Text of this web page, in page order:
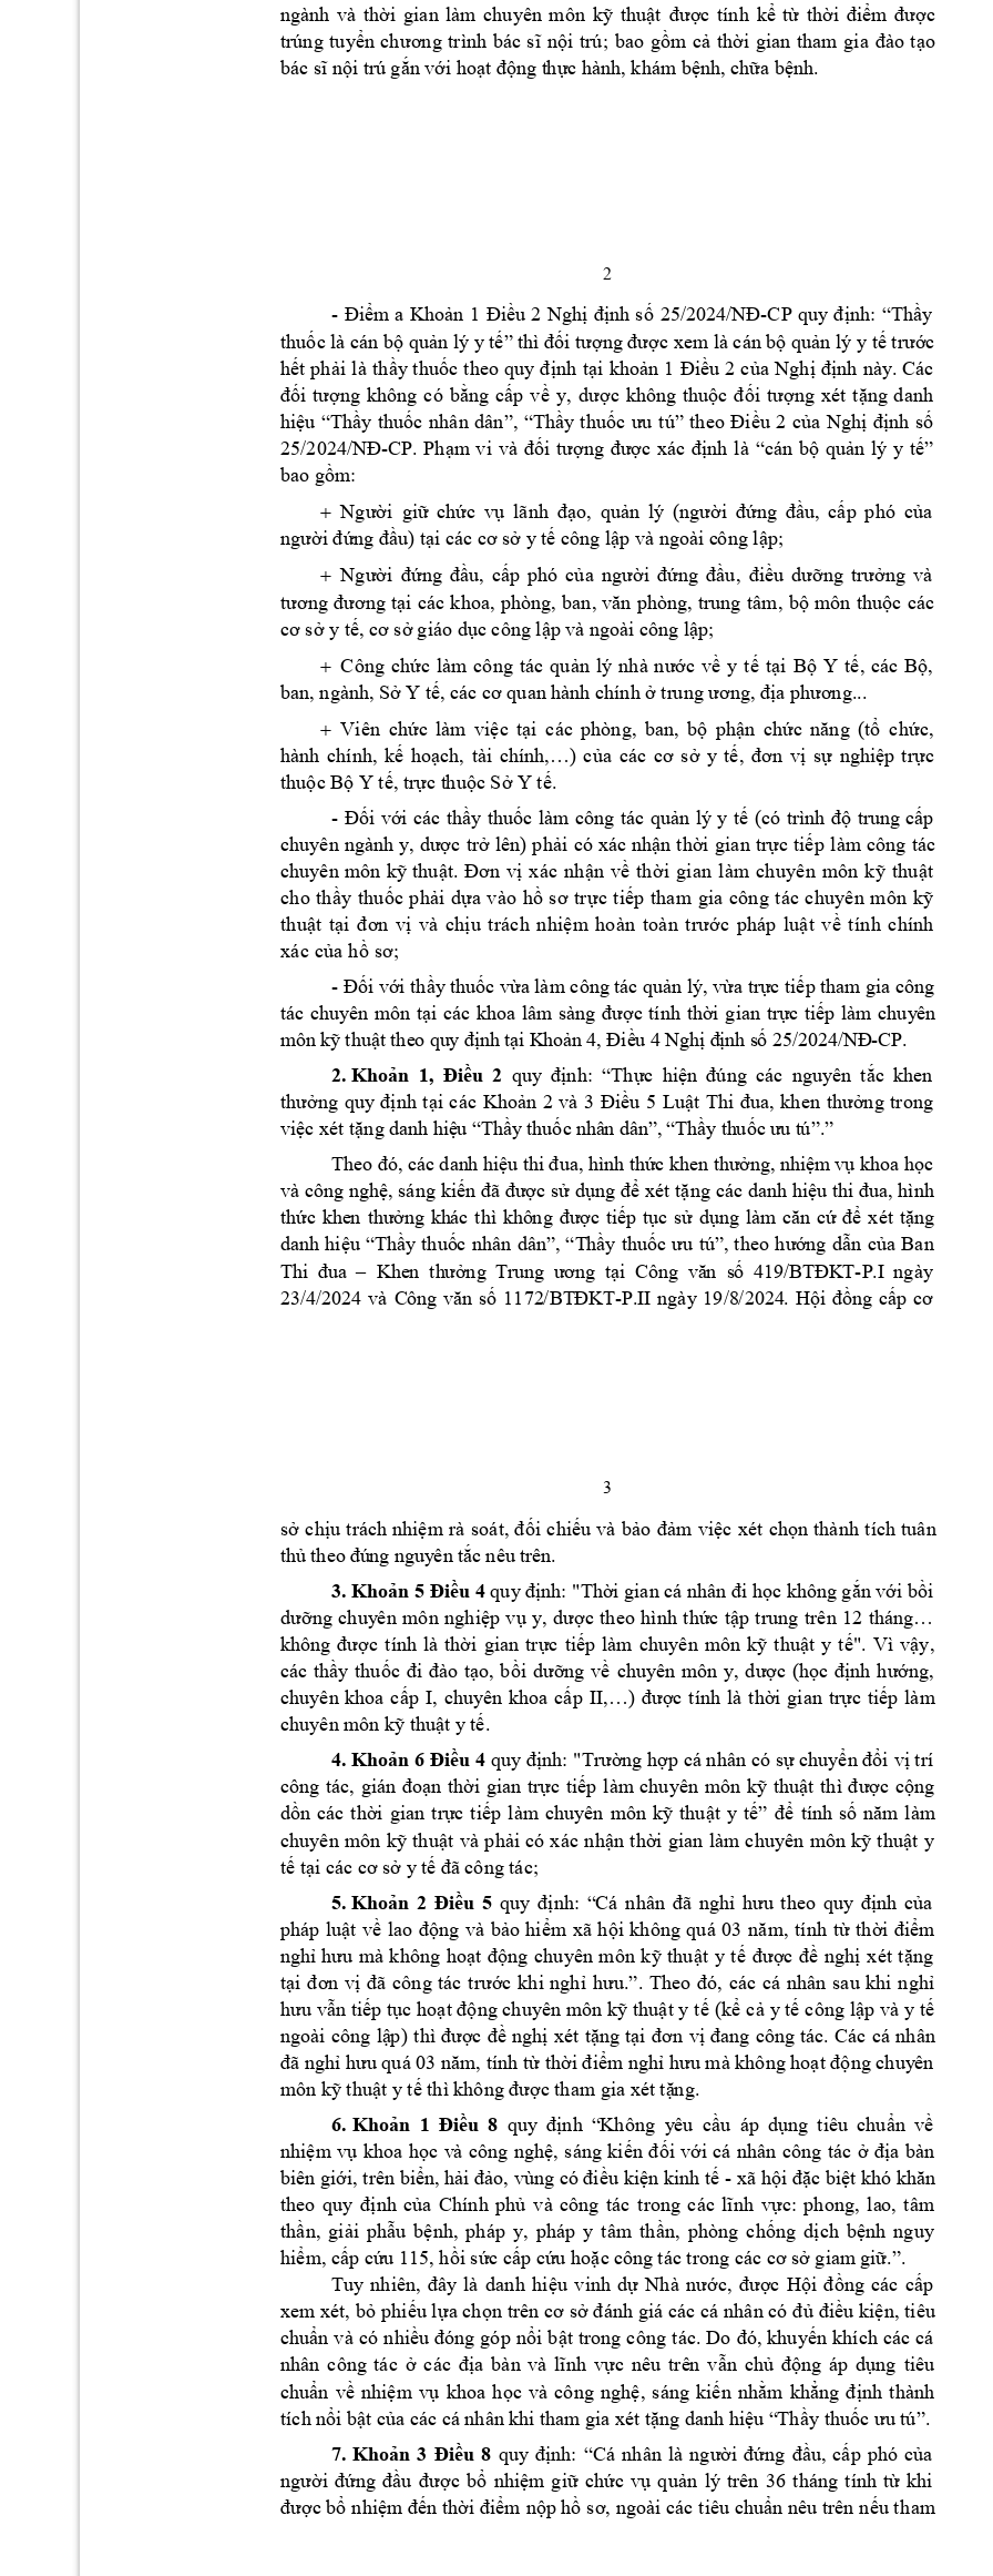
ngành và thời gian làm chuyên môn kỹ thuật được tính kể từ thời điểm được
trúng tuyển chương trình bác sĩ nội trú; bao gồm cả thời gian tham gia đào tạo
bác sĩ nội trú gắn với hoạt động thực hành, khám bệnh, chữa bệnh.
2
- Điểm a Khoản 1 Điều 2 Nghị định số 25/2024/NĐ-CP quy định: “Thầy
thuốc là cán bộ quản lý y tế” thì đối tượng được xem là cán bộ quản lý y tế trước
hết phải là thầy thuốc theo quy định tại khoản 1 Điều 2 của Nghị định này. Các
đối tượng không có bằng cấp về y, dược không thuộc đối tượng xét tặng danh
hiệu “Thầy thuốc nhân dân”, “Thầy thuốc ưu tú” theo Điều 2 của Nghị định số
25/2024/NĐ-CP. Phạm vi và đối tượng được xác định là “cán bộ quản lý y tế”
bao gồm:
 Người giữ chức vụ lãnh đạo, quản lý (người đứng đầu, cấp phó của
người đứng đầu) tại các cơ sở y tế công lập và ngoài công lập;
 Người đứng đầu, cấp phó của người đứng đầu, điều dưỡng trưởng và
tương đương tại các khoa, phòng, ban, văn phòng, trung tâm, bộ môn thuộc các
cơ sở y tế, cơ sở giáo dục công lập và ngoài công lập;
 Công chức làm công tác quản lý nhà nước về y tế tại Bộ Y tế, các Bộ,
ban, ngành, Sở Y tế, các cơ quan hành chính ở trung ương, địa phương...
 Viên chức làm việc tại các phòng, ban, bộ phận chức năng (tổ chức,
hành chính, kế hoạch, tài chính,…) của các cơ sở y tế, đơn vị sự nghiệp trực
thuộc Bộ Y tế, trực thuộc Sở Y tế.
- Đối với các thầy thuốc làm công tác quản lý y tế (có trình độ trung cấp
chuyên ngành y, dược trở lên) phải có xác nhận thời gian trực tiếp làm công tác
chuyên môn kỹ thuật. Đơn vị xác nhận về thời gian làm chuyên môn kỹ thuật
cho thầy thuốc phải dựa vào hồ sơ trực tiếp tham gia công tác chuyên môn kỹ
thuật tại đơn vị và chịu trách nhiệm hoàn toàn trước pháp luật về tính chính
xác của hồ sơ;
- Đối với thầy thuốc vừa làm công tác quản lý, vừa trực tiếp tham gia công
tác chuyên môn tại các khoa lâm sàng được tính thời gian trực tiếp làm chuyên
môn kỹ thuật theo quy định tại Khoản 4, Điều 4 Nghị định số 25/2024/NĐ-CP.
2. Khoản 1, Điều 2 quy định: “Thực hiện đúng các nguyên tắc khen
thưởng quy định tại các Khoản 2 và 3 Điều 5 Luật Thi đua, khen thưởng trong
việc xét tặng danh hiệu “Thầy thuốc nhân dân”, “Thầy thuốc ưu tú”.”
Theo đó, các danh hiệu thi đua, hình thức khen thưởng, nhiệm vụ khoa học
và công nghệ, sáng kiến đã được sử dụng để xét tặng các danh hiệu thi đua, hình
thức khen thưởng khác thì không được tiếp tục sử dụng làm căn cứ để xét tặng
danh hiệu “Thầy thuốc nhân dân”, “Thầy thuốc ưu tú”, theo hướng dẫn của Ban
Thi
  đ
ua – Khen  thưởng Trung ương  tại
  Côn
g  văn  số 419/BTĐKT-P.I ngày
23/4/2024 và Công văn số 1172/BTĐKT-P.II ngày 19/8/2024. Hội đồng cấp cơ
3
sở chịu trách nhiệm rà soát, đối chiếu và bảo đảm việc xét chọn thành tích tuân
thủ theo đúng nguyên tắc nêu trên.
3. Khoản 5 Điều 4 quy định: "Thời gian cá nhân đi học không gắn với bồi
dưỡng chuyên môn nghiệp vụ y, dược theo hình thức tập trung trên 12 tháng…
không được tính là thời gian trực tiếp làm chuyên môn kỹ thuật y tế". Vì vậy,
các thầy thuốc đi đào tạo, bồi dưỡng về chuyên môn y, dược (học định hướng,
chuyên khoa cấp I, chuyên khoa cấp II,…) được tính là thời gian trực tiếp làm
chuyên môn kỹ thuật y tế.
4. Khoản 6 Điều 4 quy định: "Trường hợp cá nhân có sự chuyển đổi vị trí
công tác, gián đoạn thời gian trực tiếp làm chuyên môn kỹ thuật thì được cộng
dồn các thời gian trực tiếp làm chuyên môn kỹ thuật y tế” để tính số năm làm
chuyên môn kỹ thuật và phải có xác nhận thời gian làm chuyên môn kỹ thuật y
tế tại các cơ sở y tế đã công tác;
5. Khoản 2 Điều 5 quy định: “Cá nhân đã nghỉ hưu theo quy định của
pháp luật về lao động và bảo hiểm xã hội không quá 03 năm, tính từ thời điểm
nghỉ hưu mà không hoạt động chuyên môn kỹ thuật y tế được đề nghị xét tặng
tại đơn vị đã công tác trước khi nghỉ hưu.”. Theo đó, các cá nhân sau khi nghỉ
hưu vẫn tiếp tục hoạt động chuyên môn kỹ thuật y tế (kể cả y tế công lập và y tế
ngoài công lập) thì được đề nghị xét tặng tại đơn vị đang công tác. Các cá nhân
đã nghỉ hưu quá 03 năm, tính từ thời điểm nghỉ hưu mà không hoạt động chuyên
môn kỹ thuật y tế thì không được tham gia xét tặng.
6. Khoản 1 Điều 8 quy định “Không yêu cầu áp dụng tiêu chuẩn về
nhiệm vụ khoa học và công nghệ, sáng kiến đối với cá nhân công tác ở địa bàn
biên giới, trên biển, hải đảo, vùng có điều kiện kinh tế - xã hội đặc biệt khó khăn
theo quy định của Chính phủ và công tác trong các lĩnh vực: phong, lao, tâm
thần, giải phẫu bệnh, pháp y, pháp y tâm thần, phòng chống dịch bệnh nguy
hiểm, cấp cứu 115, hồi sức cấp cứu hoặc công tác trong các cơ sở giam giữ.”.
Tuy nhiên, đây là danh hiệu vinh dự Nhà nước, được Hội đồng các cấp
xem xét, bỏ phiếu lựa chọn trên cơ sở đánh giá các cá nhân có đủ điều kiện, tiêu
chuẩn và có nhiều đóng góp nổi bật trong công tác. Do đó, khuyến khích các cá
nhân công tác ở các địa bàn và lĩnh vực nêu trên vẫn chủ động áp dụng tiêu
chuẩn về nhiệm vụ khoa học và công nghệ, sáng kiến nhằm khẳng định thành
tích nổi bật của các cá nhân khi tham gia xét tặng danh hiệu “Thầy thuốc ưu tú”.
7. Khoản 3 Điều 8 quy định: “Cá nhân là người đứng đầu, cấp phó của
người đứng đầu được bổ nhiệm giữ chức vụ quản lý trên 36 tháng tính từ khi
được bổ nhiệm đến thời điểm nộp hồ sơ, ngoài các tiêu chuẩn nêu trên nếu tham